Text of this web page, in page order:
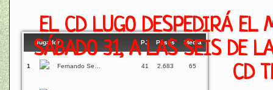
Jugador PJ Pases Media
1 Fernando Seoane 41 2.683 65
EL CD LUGO DESPEDIRÁ EL
SÁBADO 31, A LAS SEIS DE
CD